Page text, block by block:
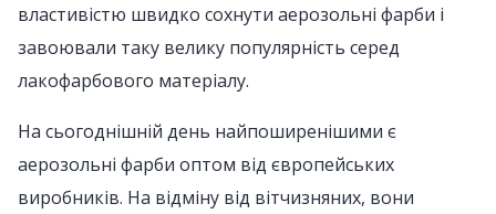
властивістю швидко сохнути аерозольні фарби і
завоювали таку велику популярність серед
лакофарбового матеріалу.
На сьогоднішній день найпоширенішими є
аерозольні фарби оптом від європейських
виробників. На відміну від вітчизняних, вони